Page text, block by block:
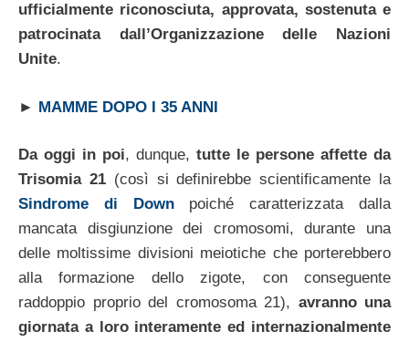
ufficialmente riconosciuta, approvata, sostenuta e
patrocinata dall’Organizzazione delle Nazioni
Unite.
► MAMME DOPO I 35 ANNI
Da oggi in poi, dunque, tutte le persone affette da
Trisomia 21(così si definirebbe scientificamente la
Sindrome di Downpoiché caratterizzata dalla
mancata disgiunzione dei cromosomi, durante una
delle moltissime divisioni meiotiche che porterebbero
alla formazione dello zigote, con conseguente
raddoppio proprio del cromosoma 21), avranno una
giornata a loro interamente ed internazionalmente